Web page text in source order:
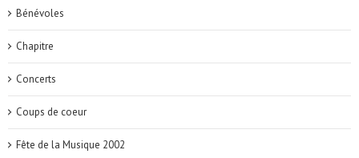
Bénévoles
Chapitre
Concerts
Coups de coeur
Fête de la Musique 2002